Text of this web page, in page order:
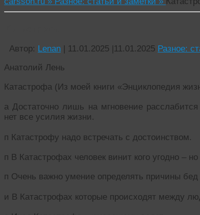
Автор: Lenan | 11.01.2025 |11.01.2025 Разное:
Анатолий Лень
Катастрофа (Из моей книги «Энциклопедия
а Достаточно лишь на мгновение
нет все усилия жизни.
п Катастрофу надо встречать с достоинством.
п В Катастрофах человек винит кого угодно –
п Очень важно умение определять причины
и В Катастрофах которые происходят между